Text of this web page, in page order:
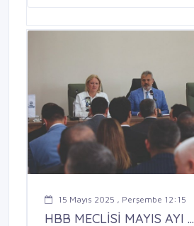
15 Mayıs 2025 , Perşembe 12:15
HBB MECLİSİ MAYIS AYI ...